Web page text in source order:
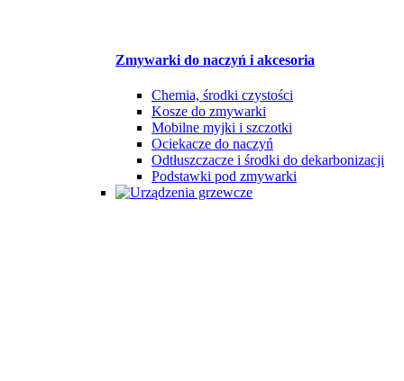
Zmywarki do naczyń i akcesoria
Chemia, środki czystości
Kosze do zmywarki
Mobilne myjki i szczotki
Ociekacze do naczyń
Odtłuszczacze i środki do dekarbonizacji
Podstawki pod zmywarki